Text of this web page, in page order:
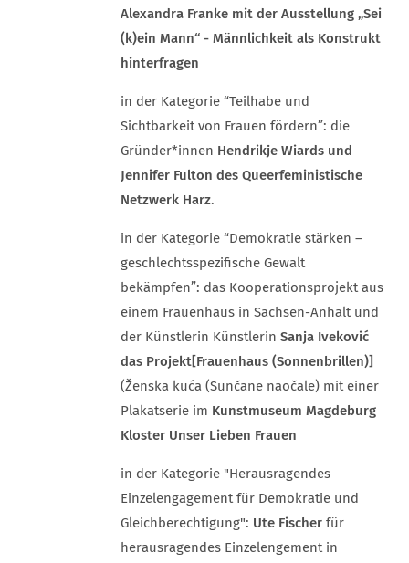
Alexandra Franke mit der Ausstellung „Sei
(k)ein Mann“ - Männlichkeit als Konstrukt
hinterfragen
in der Kategorie “Teilhabe und
Sichtbarkeit von Frauen fördern”: die
Gründer*innen Hendrikje Wiards und
Jennifer Fulton des Queerfeministische
Netzwerk Harz.
in der Kategorie “Demokratie stärken –
geschlechtsspezifische Gewalt
bekämpfen”: das Kooperationsprojekt aus
einem Frauenhaus in Sachsen-Anhalt und
der Künstlerin Künstlerin Sanja Iveković
das Projekt[Frauenhaus (Sonnenbrillen)]
(Ženska kuća (Sunčane naočale) mit einer
Plakatserie im Kunstmuseum Magdeburg
Kloster Unser Lieben Frauen
in der Kategorie "Herausragendes
Einzelengagement für Demokratie und
Gleichberechtigung": Ute Fischer für
herausragendes Einzelengement in